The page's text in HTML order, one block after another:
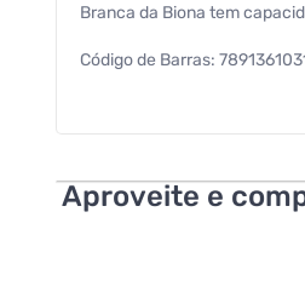
Branca da Biona tem
Código de Barras:
Peso Bruto: 420 g
Aproveite e